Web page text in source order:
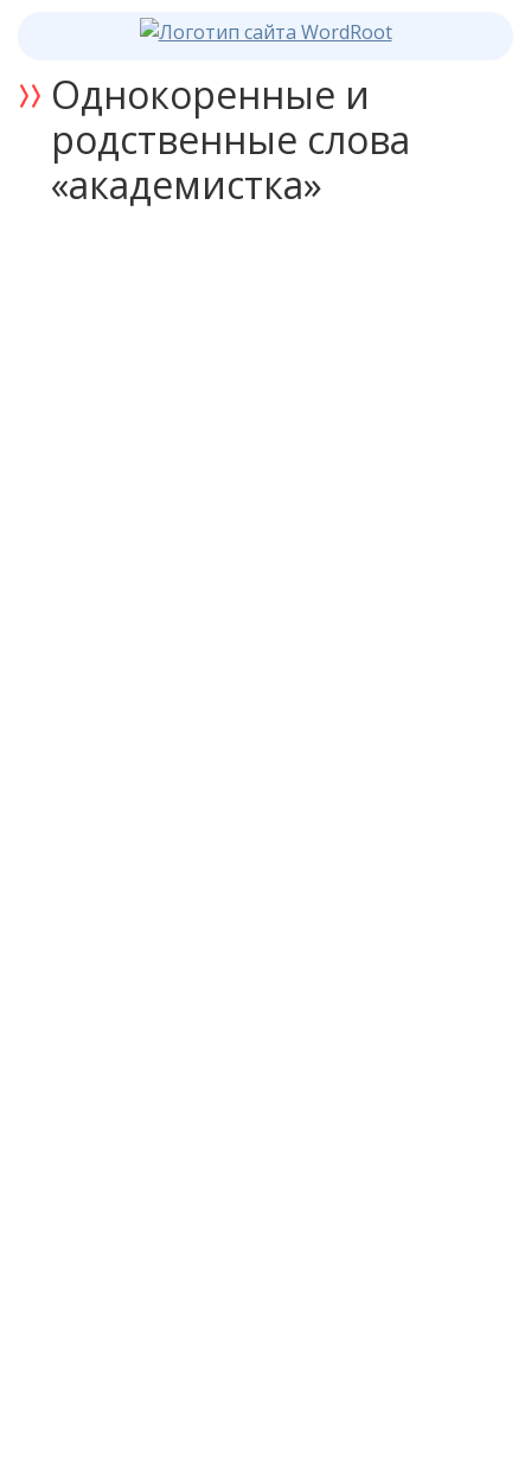
Однокоренные и
родственные слова
«академистка»